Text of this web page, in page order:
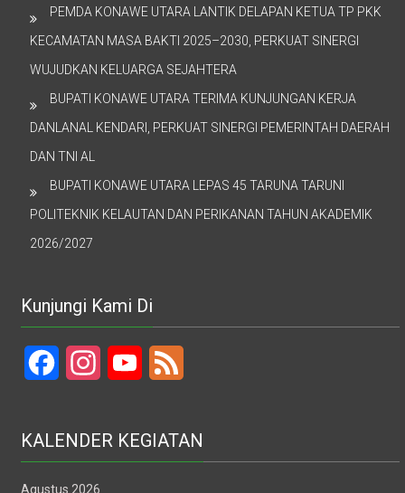
PEMDA KONAWE UTARA LANTIK DELAPAN KETUA TP PKK
KECAMATAN MASA BAKTI 2025–2030, PERKUAT SINERGI
WUJUDKAN KELUARGA SEJAHTERA
BUPATI KONAWE UTARA TERIMA KUNJUNGAN KERJA
DANLANAL KENDARI, PERKUAT SINERGI PEMERINTAH DAERAH
DAN TNI AL
BUPATI KONAWE UTARA LEPAS 45 TARUNA TARUNI
POLITEKNIK KELAUTAN DAN PERIKANAN TAHUN AKADEMIK
2026/2027
Kunjungi Kami Di
FacebookInstagramYouTube
KALENDER KEGIATAN
Agustus 2026